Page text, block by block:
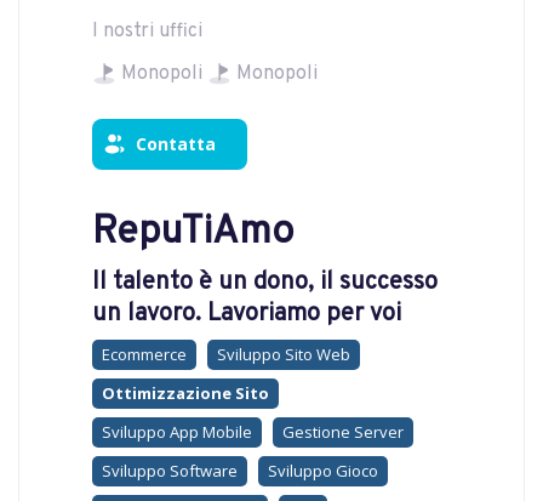
I nostri uffici
Monopoli
Monopoli
Contatta
RepuTiAmo
Il talento è un dono, il successo
un lavoro. Lavoriamo per voi
Ecommerce
Sviluppo Sito Web
Ottimizzazione Sito
Sviluppo App Mobile
Gestione Server
Sviluppo Software
Sviluppo Gioco